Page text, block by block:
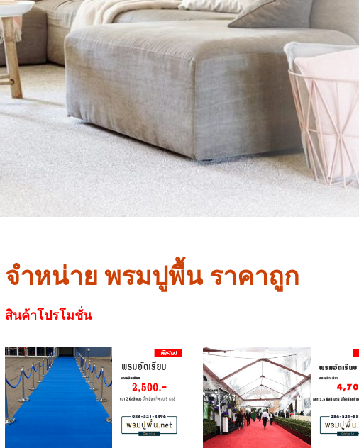
จำหน่าย พรมปูพื้น ราคาถูก
สินค้าโปรโมชั่น